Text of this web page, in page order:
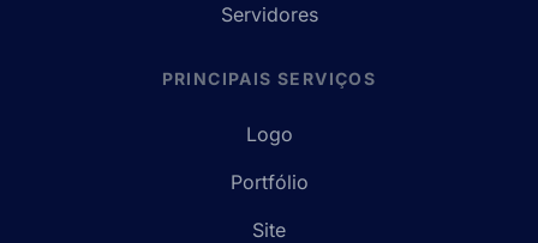
Servidores
PRINCIPAIS SERVIÇOS
Logo
Portfólio
Site